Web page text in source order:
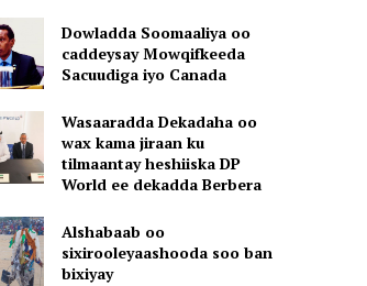
Dowladda Soomaaliya oo
caddeysay Mowqifkeeda
Sacuudiga iyo Canada
Wasaaradda Dekadaha oo
wax kama jiraan ku
tilmaantay heshiiska DP
World ee dekadda Berbera
Alshabaab oo
sixirooleyaashooda soo ban
bixiyay